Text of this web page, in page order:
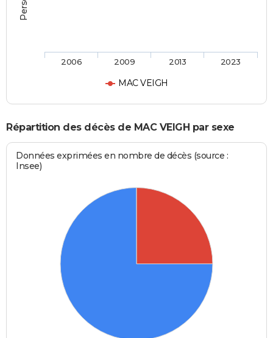
MAC VEIGH
2006 2009 2013 2023
Répartition des décès de MAC VEIGH par sexe
Données exprimées en nombre de décès (source :
Insee)